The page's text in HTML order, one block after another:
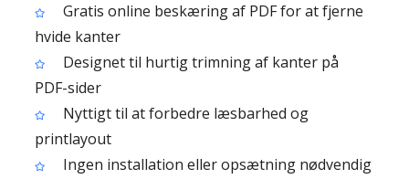
Gratis online beskæring af PDF for at fjerne
hvide kanter
Designet til hurtig trimning af kanter på
PDF-sider
Nyttigt til at forbedre læsbarhed og
printlayout
Ingen installation eller opsætning nødvendig